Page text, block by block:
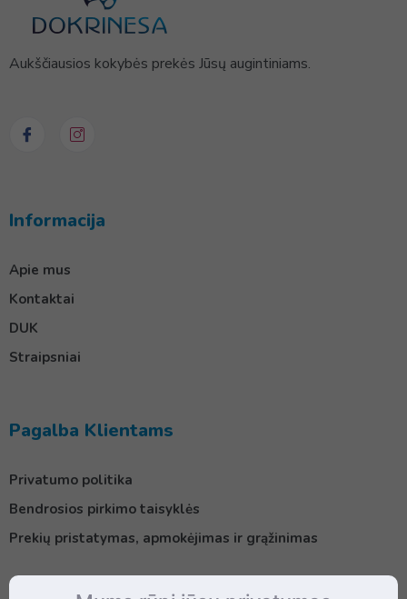
Aukščiausios kokybės prekės Jūsų augintiniams.
Informacija
Apie mus
Kontaktai
DUK
Straipsniai
Pagalba Klientams
Privatumo politika
Bendrosios pirkimo taisyklės
Prekių pristatymas, apmokėjimas ir grąžinimas